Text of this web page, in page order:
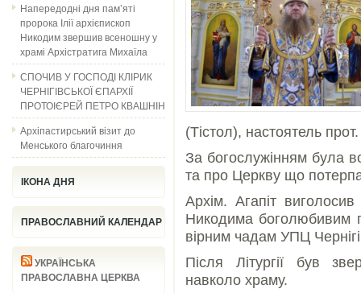
Напередодні дня пам’яті
пророка Ілії архієпископ
Никодим звершив всеношну у
храмі Архістратига Михаїла
СПОЧИВ У ГОСПОДІ КЛІРИК
ЧЕРНІГІВСЬКОЇ ЄПАРХІЇ
ПРОТОІЄРЕЙ ПЕТРО КВАШНІН
Архіпастирський візит до
Менського благочиння
ІКОНА ДНЯ
ПРАВОСЛАВНИЙ КАЛЕНДАР
УКРАЇНСЬКА
ПРАВОСЛАВНА ЦЕРКВА
(Тістол), настоятель
За богослужінням була
та про Церкву що
Архім. Агапіт
Никодима боголюбивим
вірним чадам УПЦ
Після Літургії був
навколо храму.